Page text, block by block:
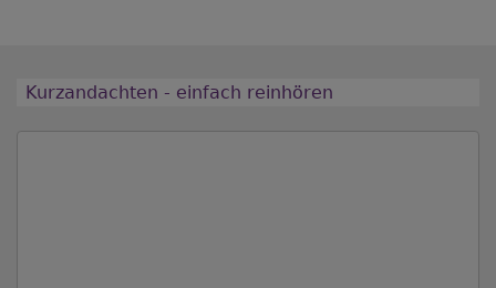
Kurzandachten - einfach reinhören